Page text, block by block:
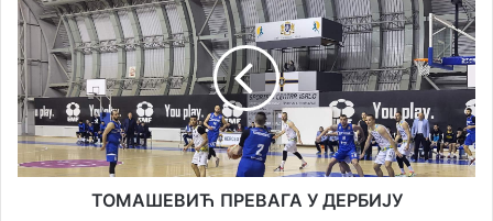
ПРЕВАГА
У
ДЕРБИЈУ
ТОМАШЕВИЋ ПРЕВАГА У ДЕРБИЈУ